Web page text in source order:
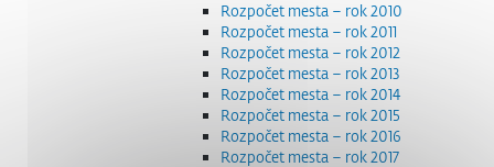
Rozpočet mesta – rok 2010
Rozpočet mesta – rok 2011
Rozpočet mesta – rok 2012
Rozpočet mesta – rok 2013
Rozpočet mesta – rok 2014
Rozpočet mesta – rok 2015
Rozpočet mesta – rok 2016
Rozpočet mesta – rok 2017